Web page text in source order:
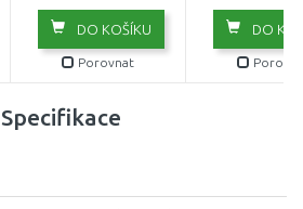
DO KOŠÍKU
Porovnat
DO
Specifikace